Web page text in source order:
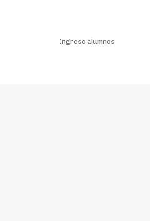
Ingreso alumnos